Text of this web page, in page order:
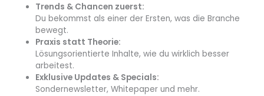
entsteht eine cremige Parmesanschaumsuppe –
möglich macht das der iSi Gourmet Whip.
Trends & Chancen zuerst:
Du bekommst als einer der Ersten, was die Branche
bewegt.
Praxis statt Theorie:
Lösungsorientierte Inhalte, wie du wirklich besser
arbeitest.
Exklusive Updates & Specials:
Sondernewsletter, Whitepaper und mehr.